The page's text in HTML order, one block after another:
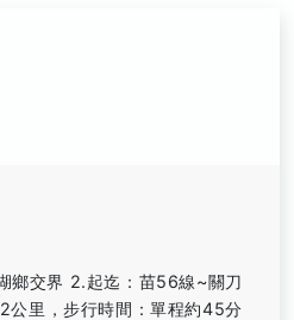
鄉交界 2.起迄：苗56線~關刀
公里，步行時間：單程約45分